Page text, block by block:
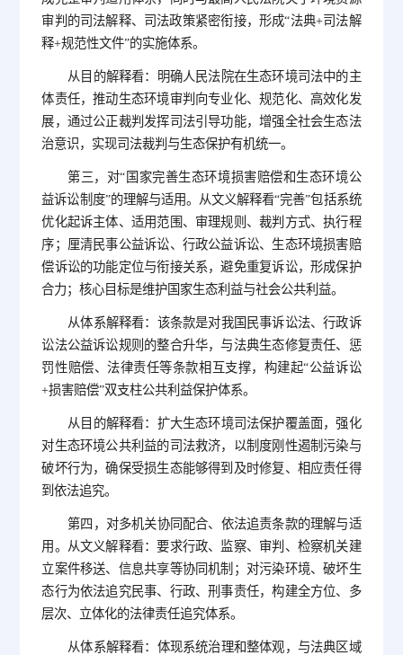
审判的司法解释、司法政策紧密衔接，形成“法典+司法解
释+规范性文件”的实施体系。
从目的解释看：明确人民法院在生态环境司法中的主
体责任，推动生态环境审判向专业化、规范化、高效化发
展，通过公正裁判发挥司法引导功能，增强全社会生态法
治意识，实现司法裁判与生态保护有机统一。
第三，对“国家完善生态环境损害赔偿和生态环境公
益诉讼制度”的理解与适用。从文义解释看“完善”包括系统
优化起诉主体、适用范围、审理规则、裁判方式、执行程
序；厘清民事公益诉讼、行政公益诉讼、生态环境损害赔
偿诉讼的功能定位与衔接关系，避免重复诉讼，形成保护
合力；核心目标是维护国家生态利益与社会公共利益。
从体系解释看：该条款是对我国民事诉讼法、行政诉
讼法公益诉讼规则的整合升华，与法典生态修复责任、惩
罚性赔偿、法律责任等条款相互支撑，构建起“公益诉讼
+损害赔偿”双支柱公共利益保护体系。
从目的解释看：扩大生态环境司法保护覆盖面，强化
对生态环境公共利益的司法救济，以制度刚性遏制污染与
破坏行为，确保受损生态能够得到及时修复、相应责任得
到依法追究。
第四，对多机关协同配合、依法追责条款的理解与适
用。从文义解释看：要求行政、监察、审判、检察机关建
立案件移送、信息共享等协同机制；对污染环境、破坏生
态行为依法追究民事、行政、刑事责任，构建全方位、多
层次、立体化的法律责任追究体系。
从体系解释看：体现系统治理和整体观，与法典区域